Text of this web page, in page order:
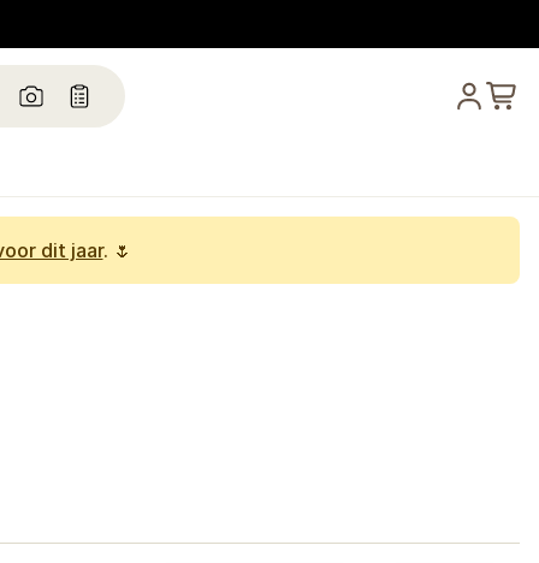
dit jaar. 🌷